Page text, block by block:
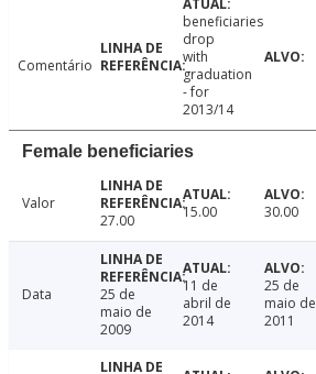
Comentário
beneficiaries
drop
with
graduation
- for
2013/14
Female beneficiaries
Valor
27.00
15.00 30.00
Data
25 de
maio de
2009
11 de
abril de
2014
25 de
maio de
2011